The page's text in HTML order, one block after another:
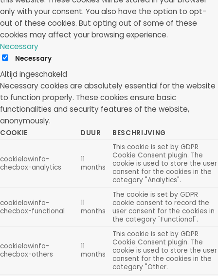
only with your consent. You also have the option to opt-
out of these cookies. But opting out of some of these
cookies may affect your browsing experience.
Necessary
Necessary
Altijd ingeschakeld
Necessary cookies are absolutely essential for the website
to function properly. These cookies ensure basic
functionalities and security features of the website,
anonymously.
COOKIE DUUR BESCHRIJVING
cookielawinfo-
checbox-analytics
11
months
This cookie is set by GDPR
Cookie Consent plugin. The
cookie is used to store the user
consent for the cookies in the
category "Analytics".
cookielawinfo-
checbox-functional
11
months
The cookie is set by GDPR
cookie consent to record the
user consent for the cookies in
the category "Functional".
cookielawinfo-
checbox-others
11
months
This cookie is set by GDPR
Cookie Consent plugin. The
cookie is used to store the user
consent for the cookies in the
category "Other.